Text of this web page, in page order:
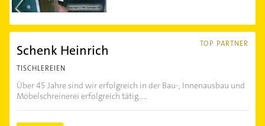
TOP PARTNER
Schenk Heinrich
TISCHLEREIEN
Über 45 Jahre sind wir erfolgreich in der Bau-, Innenausbau und
Möbelschreinerei erfolgreich tätig.....